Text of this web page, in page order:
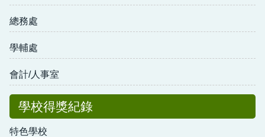
總務處
學輔處
會計/人事室
學校得獎紀錄
特色學校